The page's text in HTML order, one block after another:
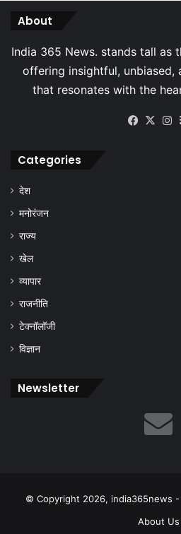
About
X
Categories
देश
मनोरंजन
राज्य
खेल
व्यापार
राजनीति
टेक्नॉलॉजी
विज्ञान
Newsletter
© Copyright 2026, india365news
About Us